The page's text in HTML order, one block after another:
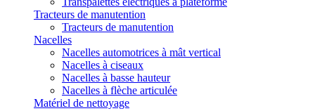
Tracteurs de manutention
Tracteurs de manutention
Nacelles
Nacelles automotrices à mât vertical
Nacelles à ciseaux
Nacelles à basse hauteur
Nacelles à flèche articulée
Matériel de nettoyage